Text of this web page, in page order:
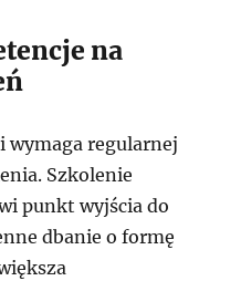
na
wymaga regularnej
Szkolenie
punkt wyjścia do
dbanie o formę